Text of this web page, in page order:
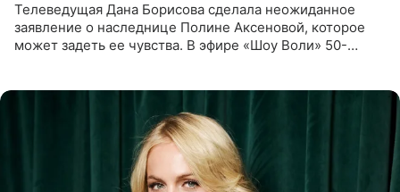
Телеведущая Дана Борисова сделала неожиданное
заявление о наследнице Полине Аксеновой, которое
может задеть ее чувства. В эфире «Шоу Воли» 50-